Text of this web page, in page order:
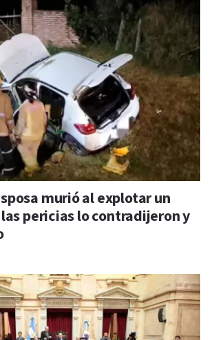
murió al explotar un
pericias lo contradijeron y